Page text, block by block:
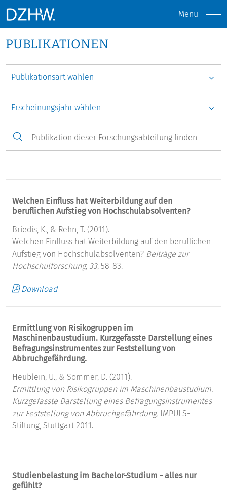
Menü
PUBLIKATIONEN
Welchen Einfluss hat Weiterbildung auf den
beruflichen Aufstieg von Hochschulabsolventen?
Briedis, K., & Rehn, T. (2011).
Welchen Einfluss hat Weiterbildung auf den beruflichen
Aufstieg von Hochschulabsolventen? Beiträge zur
Hochschulforschung, 33, 58-83.
Download
Ermittlung von Risikogruppen im
Maschinenbaustudium. Kurzgefasste Darstellung eines
Befragungsinstrumentes zur Feststellung von
Abbruchgefährdung.
Heublein, U., & Sommer, D. (2011).
Ermittlung von Risikogruppen im Maschinenbaustudium.
Kurzgefasste Darstellung eines Befragungsinstrumentes
zur Feststellung von Abbruchgefährdung. IMPULS-
Stiftung, Stuttgart 2011.
Studienbelastung im Bachelor-Studium - alles nur
gefühlt?